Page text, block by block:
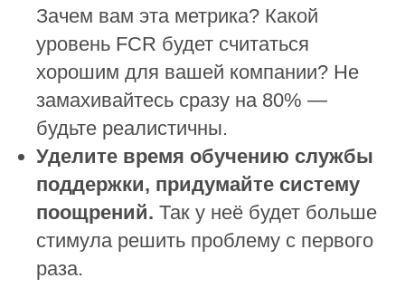
Зачем вам эта метрика? Какой
уровень FCR будет считаться
хорошим для вашей компании? Не
замахивайтесь сразу на 80% —
будьте реалистичны.
Уделите время обучению службы
поддержки, придумайте систему
поощрений. Так у неё будет больше
стимула решить проблему с первого
раза.